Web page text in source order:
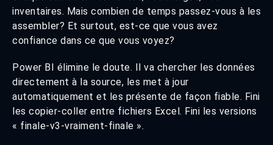
inventaires. Mais combien de temps passez-vous à les
assembler? Et surtout, est-ce que vous avez
confiance dans ce que vous voyez?
Power BI élimine le doute. Il va chercher les données
directement à la source, les met à jour
automatiquement et les présente de façon fiable. Fini
les copier-coller entre fichiers Excel. Fini les versions
« finale-v3-vraiment-finale ».